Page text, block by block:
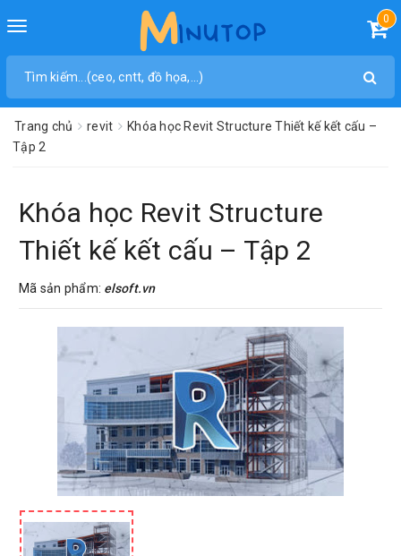
Toggle
0
Trang chủ revit
Khóa học Revit Structure Thiết kế kết cấu –
Tập 2
Khóa học Revit Structure
Thiết kế kết cấu – Tập 2
Mã sản phẩm: elsoft.vn